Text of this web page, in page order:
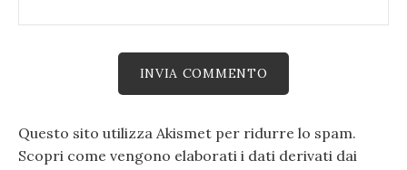
Questo sito utilizza Akismet per ridurre lo spam.
Scopri come vengono elaborati i dati derivati dai